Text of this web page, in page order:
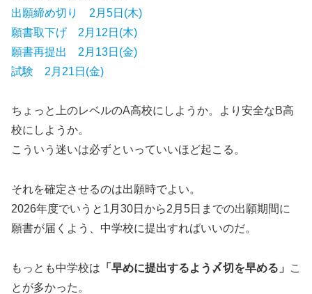
出願締め切り 2月5日(木)
願書取下げ 2月12日(木)
願書再提出 2月13日(金)
試験 2月21日(金)
ちょっと上のレベルのA高校にしようか。より安全なB高
校にしようか。
こういう迷いは必ずといっていいほど起こる。
それを確定させるのは出願時でよい。
2026年度でいうと1月30日から2月5日までの出願期間に
願書が届くよう、中学校に提出すればいいのだ。
もっとも中学校は 「早めに提出するよう〆切を早める」
こ
とが多かった。